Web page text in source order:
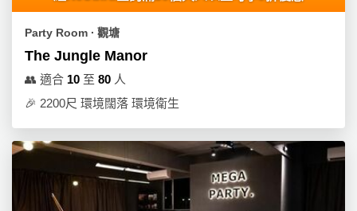
Party Room ∙ 觀塘
The Jungle Manor
👥 適合 10 至 80 人
🎉 2200尺 環境闊落 環境衛生